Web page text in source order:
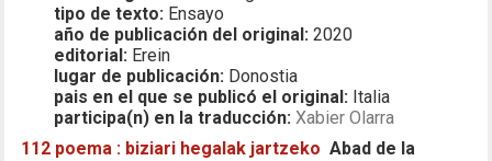
tipo de texto: Ensayo
año de publicación del original: 2020
editorial: Erein
lugar de publicación: Donostia
pais en el que se publicó el original: Italia
participa(n) en la traducción: Xabier Olarra
112 poema : biziari hegalak jartzeko Abad de la